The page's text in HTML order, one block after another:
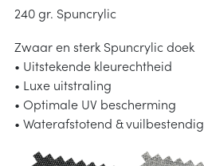
240 gr. Spuncrylic
Zwaar en sterk Spuncrylic doek
• Uitstekende kleurechtheid
• Luxe uitstraling
• Optimale UV bescherming
• Waterafstotend & vuilbestendig